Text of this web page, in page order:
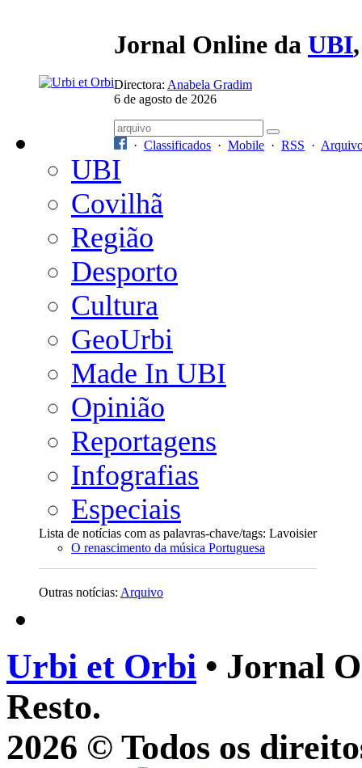
Jornal Online da UBI
Directora: Anabela Gradim
6 de agosto de 2026
· Classificados · Mobile · RSS ·
UBI
Covilhã
Região
Desporto
Cultura
GeoUrbi
Made In UBI
Opinião
Reportagens
Infografias
Especiais
Lista de notícias com as palavras-chave/tags: Lavoisier
O renascimento da música Portuguesa
Outras notícias: Arquivo
Urbi et Orbi • Jornal
Resto.
2026 © Todos os